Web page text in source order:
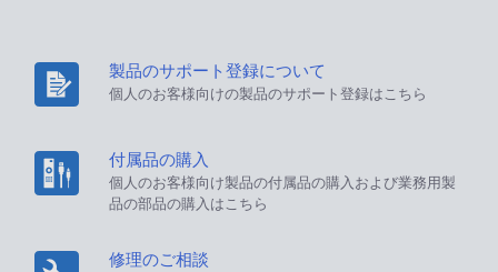
製品のサポート登録について
個人のお客様向けの製品のサポート登録はこちら
付属品の購入
個人のお客様向け製品の付属品の購入および業務用製
品の部品の購入はこちら
修理のご相談